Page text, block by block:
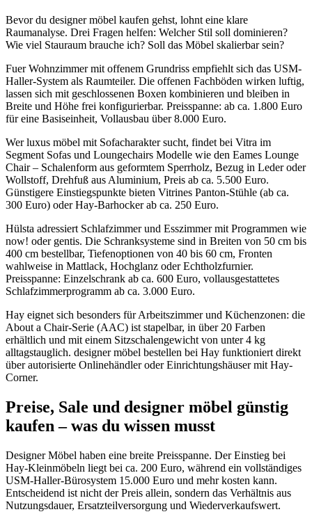
Bevor du designer möbel kaufen gehst, lohnt eine klare
Raumanalyse. Drei Fragen helfen: Welcher Stil soll dominieren?
Wie viel Stauraum brauche ich? Soll das Möbel skalierbar sein?
Fuer Wohnzimmer mit offenem Grundriss empfiehlt sich das USM-
Haller-System als Raumteiler. Die offenen Fachböden wirken luftig,
lassen sich mit geschlossenen Boxen kombinieren und bleiben in
Breite und Höhe frei konfigurierbar. Preisspanne: ab ca. 1.800 Euro
für eine Basiseinheit, Vollausbau über 8.000 Euro.
Wer luxus möbel mit Sofacharakter sucht, findet bei Vitra im
Segment Sofas und Loungechairs Modelle wie den Eames Lounge
Chair – Schalenform aus geformtem Sperrholz, Bezug in Leder oder
Wollstoff, Drehfuß aus Aluminium, Preis ab ca. 5.500 Euro.
Günstigere Einstiegspunkte bieten Vitrines Panton-Stühle (ab ca.
300 Euro) oder Hay-Barhocker ab ca. 250 Euro.
Hülsta adressiert Schlafzimmer und Esszimmer mit Programmen wie
now! oder gentis. Die Schranksysteme sind in Breiten von 50 cm bis
400 cm bestellbar, Tiefenoptionen von 40 bis 60 cm, Fronten
wahlweise in Mattlack, Hochglanz oder Echtholzfurnier.
Preisspanne: Einzelschrank ab ca. 600 Euro, vollausgestattetes
Schlafzimmerprogramm ab ca. 3.000 Euro.
Hay eignet sich besonders für Arbeitszimmer und Küchenzonen: die
About a Chair-Serie (AAC) ist stapelbar, in über 20 Farben
erhältlich und mit einem Sitzschalengewicht von unter 4 kg
alltagstauglich. designer möbel bestellen bei Hay funktioniert direkt
über autorisierte Onlinehändler oder Einrichtungshäuser mit Hay-
Corner.
Preise, Sale und designer möbel günstig
kaufen – was du wissen musst
Designer Möbel haben eine breite Preisspanne. Der Einstieg bei
Hay-Kleinmöbeln liegt bei ca. 200 Euro, während ein vollständiges
USM-Haller-Bürosystem 15.000 Euro und mehr kosten kann.
Entscheidend ist nicht der Preis allein, sondern das Verhältnis aus
Nutzungsdauer, Ersatzteilversorgung und Wiederverkaufswert.